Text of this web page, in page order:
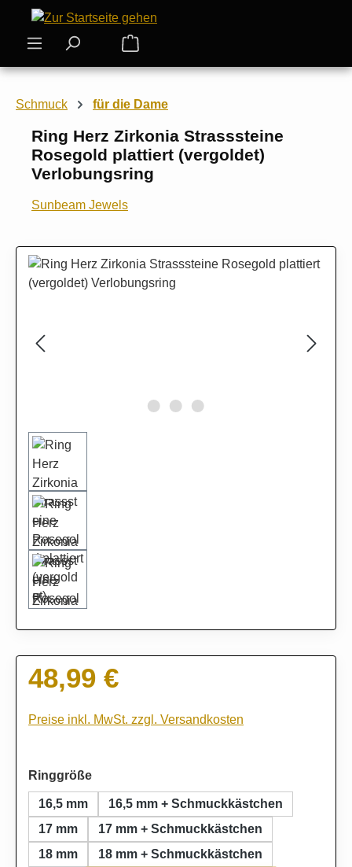
Zum Hauptinhalt springen
Warenkorb enthält 0 Positionen.
Schmuck für die Dame
Ring Herz Zirkonia Strasssteine
Rosegold plattiert (vergoldet)
Verlobungsring
Sunbeam Jewels
Bildergalerie überspringen
Regulärer Preis:
48,99 €
Preise inkl. MwSt. zzgl. Versandkosten
Ringgrößeauswählen
16,5 mm
16,5 mm + Schmuckkästchen
17 mm
17 mm + Schmuckkästchen
18 mm
18 mm + Schmuckkästchen